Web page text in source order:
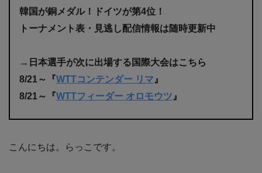
韓国が銅メダル！ドイツが第4位！
トーナメント表・見逃し配信情報は随時更新中
→日本選手が次に出場する国際大会はこちら
8/21～『WTTコンテンダー リマ 』
8/21～『WTTフィーダー オロモウツ 』
こんにちは。らっこです。